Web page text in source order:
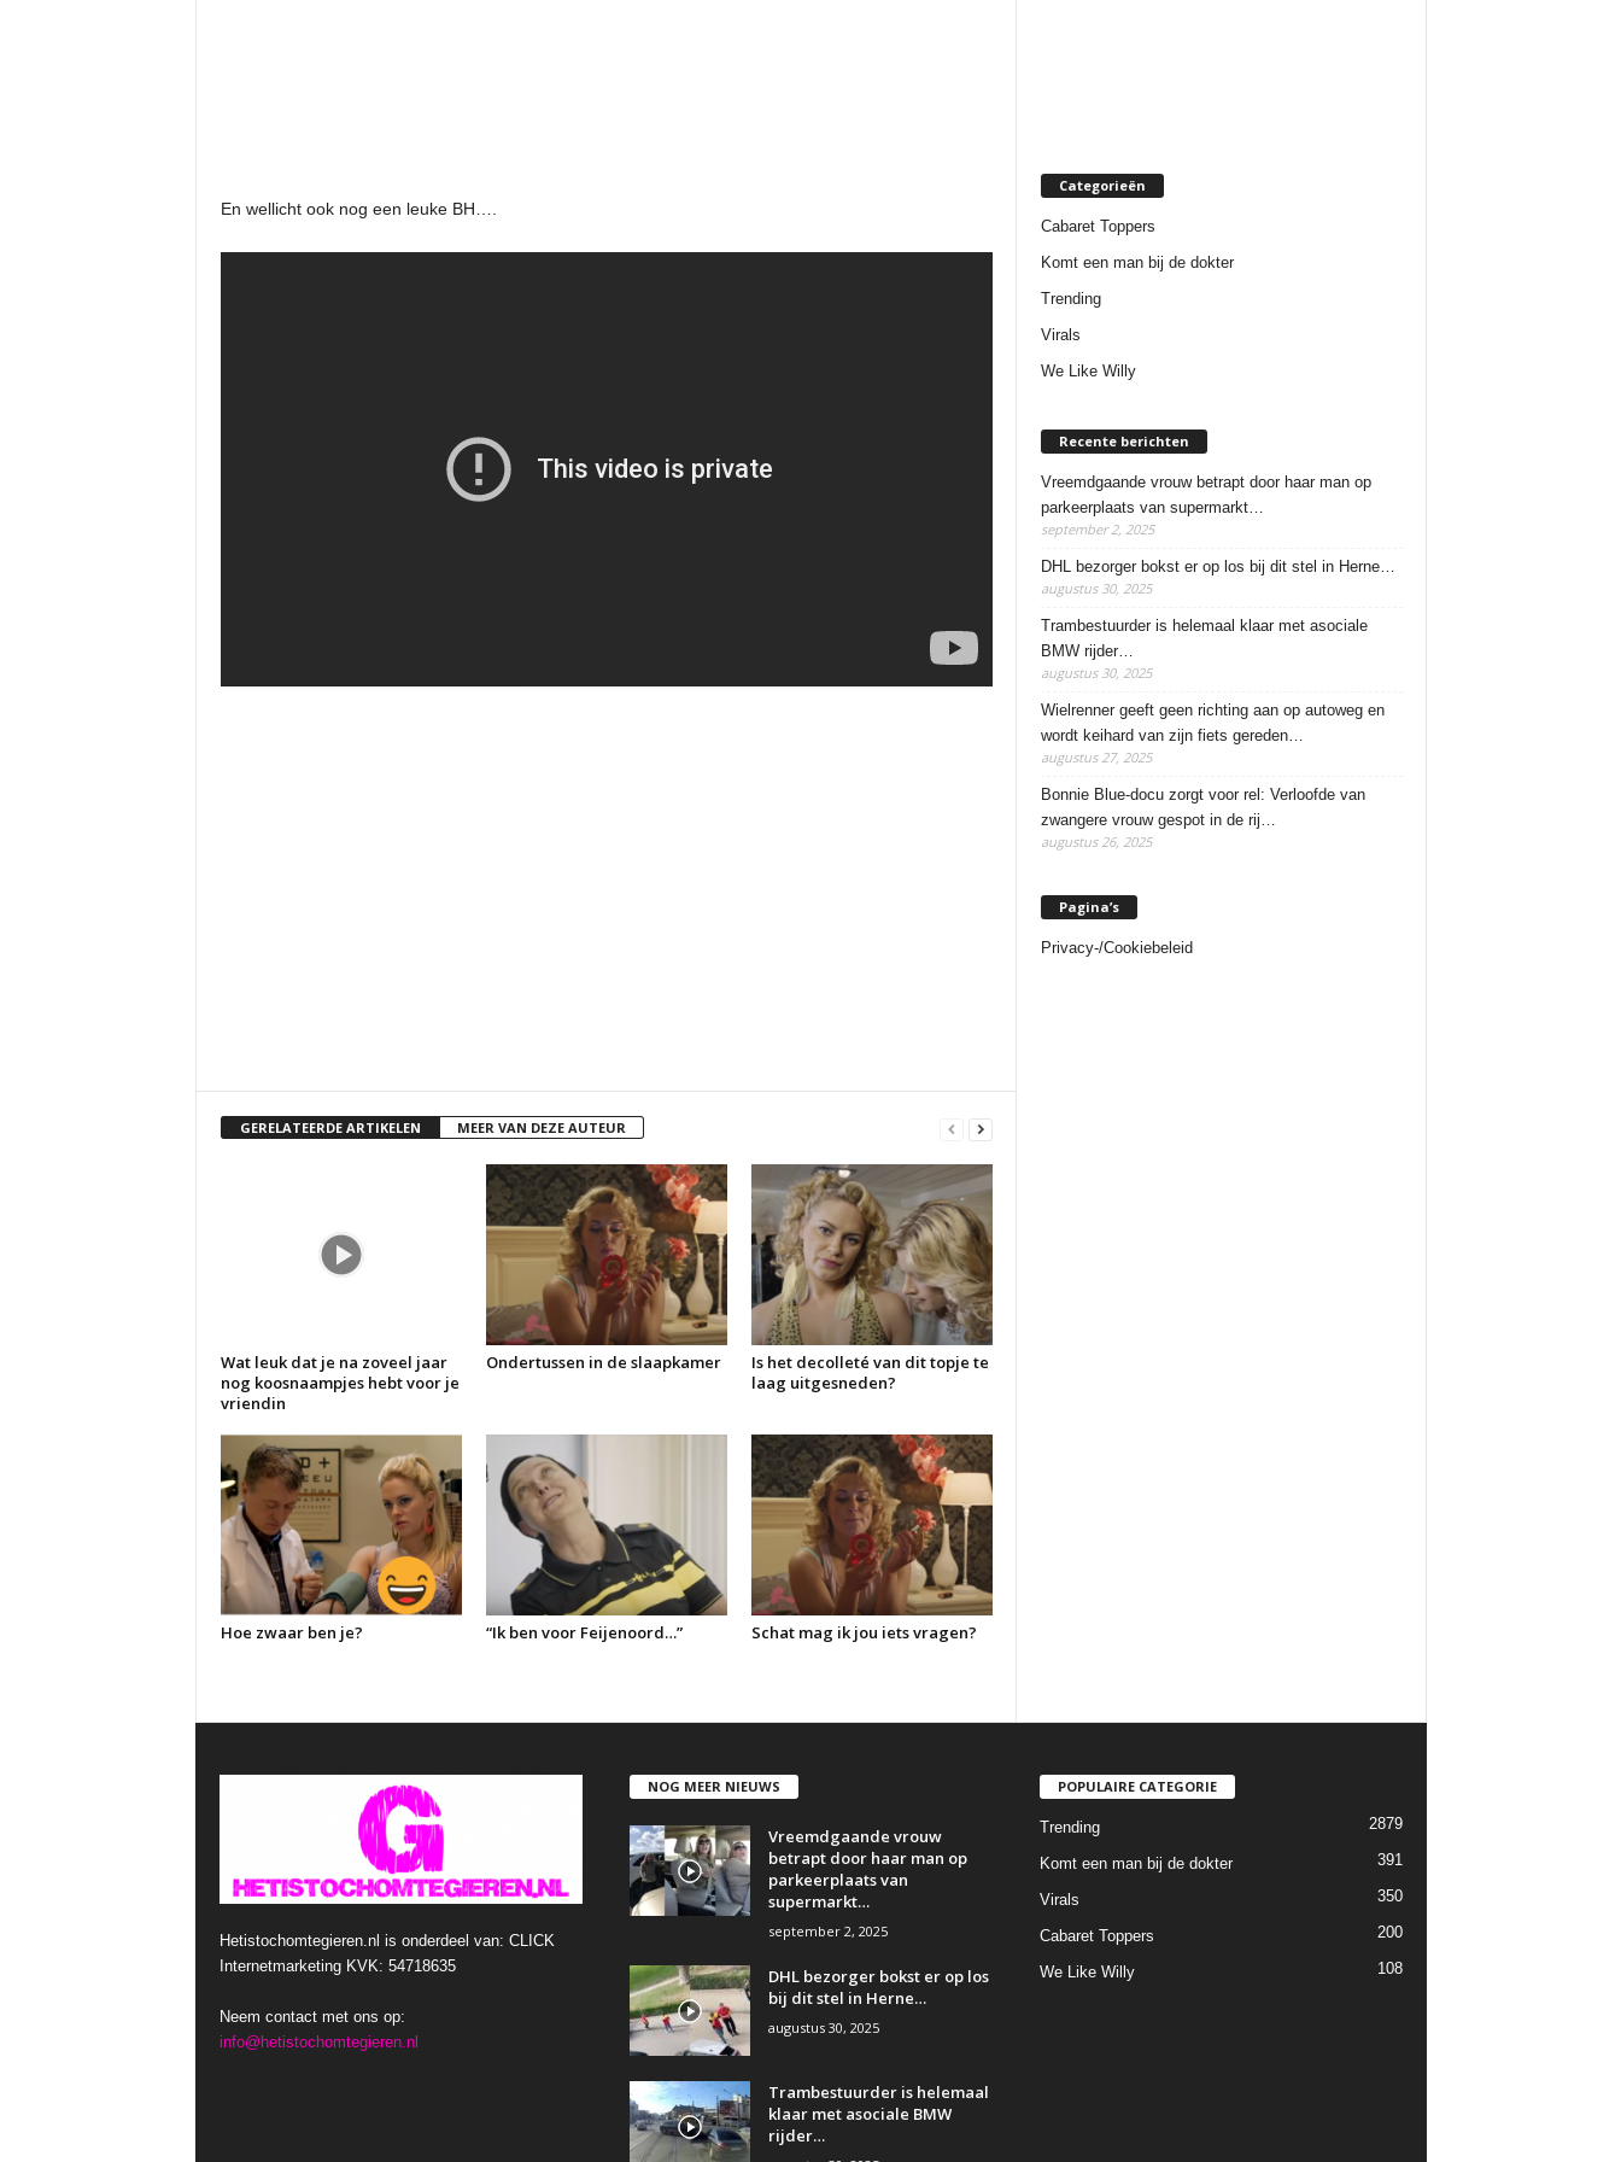
En wellicht ook nog een leuke BH….
GERELATEERDE ARTIKELEN MEER VAN DEZE AUTEUR
Wat leuk dat je na zoveel jaar
nog koosnaampjes hebt voor je
vriendin
Ondertussen in de slaapkamer
Is het decolleté van dit topje te
laag uitgesneden?
Hoe zwaar ben je? “Ik ben voor Feijenoord…” Schat mag ik jou iets vragen?
Categorieën
Cabaret Toppers
Komt een man bij de dokter
Trending
Virals
We Like Willy
Recente berichten
Vreemdgaande vrouw betrapt door haar man op
parkeerplaats van supermarkt…
september 2, 2025
DHL bezorger bokst er op los bij dit stel in Herne…
augustus 30, 2025
Trambestuurder is helemaal klaar met asociale
BMW rijder…
augustus 30, 2025
Wielrenner geeft geen richting aan op autoweg en
wordt keihard van zijn fiets gereden…
augustus 27, 2025
Bonnie Blue-docu zorgt voor rel: Verloofde van
zwangere vrouw gespot in de rij…
augustus 26, 2025
Pagina’s
Privacy-/Cookiebeleid
Hetistochomtegieren.nl is onderdeel van: CLICK
Internetmarketing KVK: 54718635
Neem contact met ons op:
info@hetistochomtegieren.nl
NOG MEER NIEUWS
Vreemdgaande vrouw
betrapt door haar man op
parkeerplaats van
supermarkt…
september 2, 2025
DHL bezorger bokst er op los
bij dit stel in Herne…
augustus 30, 2025
Trambestuurder is helemaal
klaar met asociale BMW
rijder…
POPULAIRE CATEGORIE
Trending 2879
Komt een man bij de dokter 391
Virals 350
Cabaret Toppers 200
We Like Willy 108